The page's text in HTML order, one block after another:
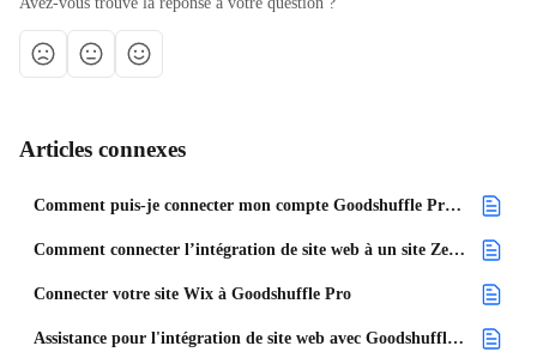
Articles connexes
Comment puis-je connecter mon compte Goodshuffle Pro à mon site Webflow ?
Comment connecter l’intégration de site web à un site ZenBusiness ?
Connecter votre site Wix à Goodshuffle Pro
Assistance pour l'intégration de site web avec Goodshuffle Pro